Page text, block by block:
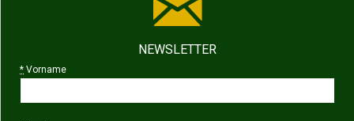
NEWSLETTER
* Vorname